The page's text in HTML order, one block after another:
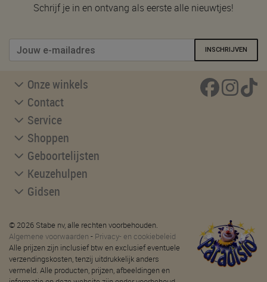
Schrijf je in en ontvang als eerste alle nieuwtjes!
INSCHRIJVEN
Onze winkels
Contact
Service
Shoppen
Geboortelijsten
Keuzehulpen
Gidsen
© 2026 Stabe nv, alle rechten voorbehouden.
Algemene voorwaarden - Privacy- en cookiebeleid
Alle prijzen zijn inclusief btw en exclusief eventuele
verzendingskosten, tenzij uitdrukkelijk anders
vermeld. Alle producten, prijzen, afbeeldingen en